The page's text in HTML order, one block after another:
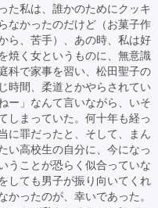
た私は、誰かのためにクッキ
なかったのだけど（お菓子作
ら、苦手）、あの時、私は好
焼く女というものに、無意識
科で家事を習い、松田聖子の
時間、柔道とかやらされてい
ー」なんて言いながら、いそ
しまっていた。何十年も経っ
に罪だったと、そして、まん
い高校生の自分に、今になっ
うことが恐らく似合っていな
しても男子が振り向いてくれ
かったのが、幸いであった。